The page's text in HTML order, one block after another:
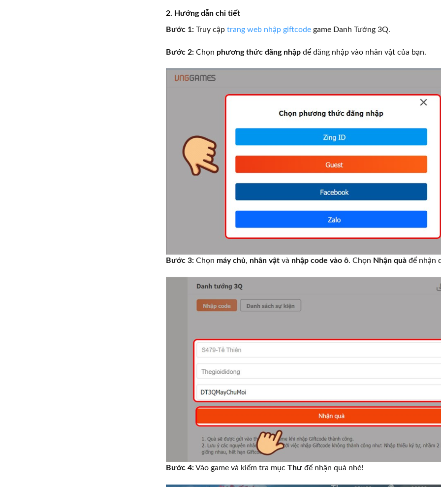
2. Hướng dẫn chi tiết
Bước 1: Truy cập trang web nhập giftcode game Danh Tướng 3Q.
Bước 2: Chọn phương thức đăng nhập để đăng nhập vào nhân vật của bạn.
Bước 3: Chọn máy chủ, nhân vật và nhập code vào ô. Chọn Nhận quà để nhận
Bước 4:Vào game và kiểm tra mục Thư để nhận quà nhé!